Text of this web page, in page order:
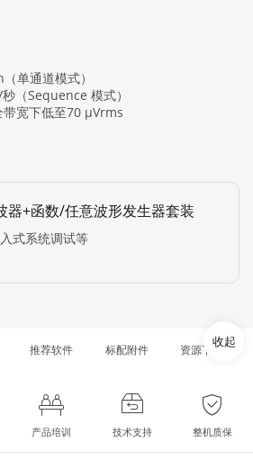
单通道模式）
（Sequence 模式）
宽下低至70 μVrms
器+函数/任意波形发生器套装
式系统调试等
推荐软件 标配附件 资源下载
产品培训 技术支持 整机质保
收起